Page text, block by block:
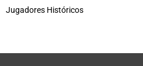
Jugadores Históricos